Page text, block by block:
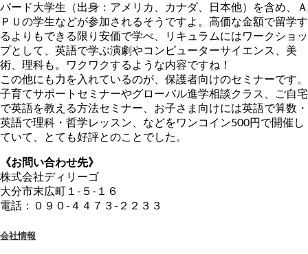
バード大学生（出身：アメリカ、カナダ、日本他）を含め、Ａ
ＰＵの学生などが参加されるそうですよ。高価な金額で留学す
るよりもできる限り安価で学べ、リキュラムにはワークショッ
プとして、英語で学ぶ演劇やコンピューターサイエンス、美
術、理科も。ワクワクするような内容ですね！
この他にも力を入れているのが、保護者向けのセミナーです。
子育てサポートセミナーやグローバル進学相談クラス、ご自宅
で英語を教える方法セミナー、お子さま向けには英語で算数・
英語で理科・哲学レッスン、などをワンコイン500円で開催し
ていて、とても好評とのことでした。
《お問い合わせ先》
株式会社ディリーゴ
大分市末広町１-５-１６
電話：０９０-４４７３-２２３３
会社情報